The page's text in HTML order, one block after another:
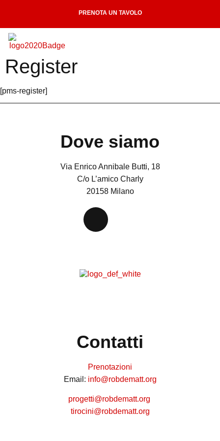
PRENOTA UN TAVOLO
Register
[pms-register]
Dove siamo
Via Enrico Annibale Butti, 18
C/o L’amico Charly
20158 Milano
Contatti
Prenotazioni
Email: info@robdematt.org
progetti@robdematt.org
tirocini@robdematt.org